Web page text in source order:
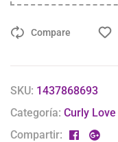
Compare
SKU: 1437868693
Categoría: Curly Love
Compartir: